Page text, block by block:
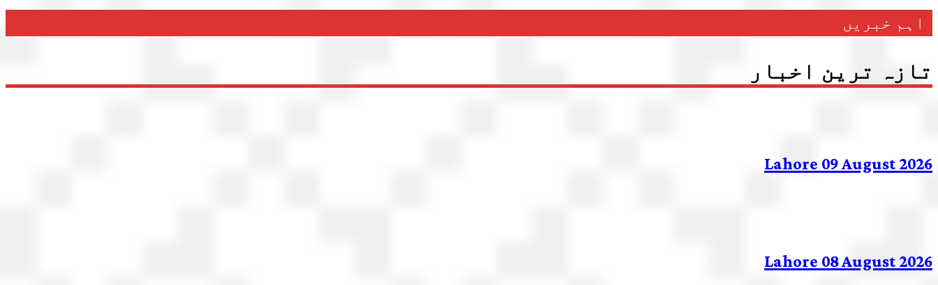
اہم خبریں
تازہ ترین اخبار
Lahore 09 August 2026
Lahore 08 August 2026